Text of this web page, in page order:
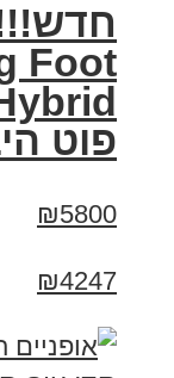
חדש!!!
Foot
פוט
₪5800
₪4247